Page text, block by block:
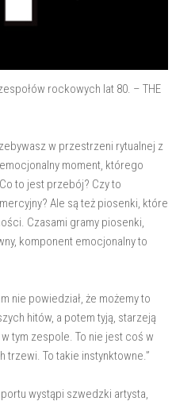
rockowych lat 80. – THE
w przestrzeni rytualnej z
moment, którego
to jest przebój? Czy to
Ale są też piosenki, które
Czasami gramy piosenki,
komponent emocjonalny to
nie powiedział, że możemy to
hitów, a potem tyją, starzeją
tym zespole. To nie jest coś w
trzewi. To takie instynktowne.”
wystąpi szwedzki artysta,